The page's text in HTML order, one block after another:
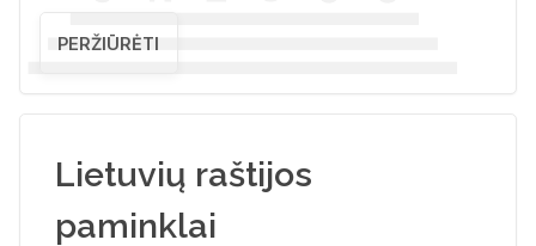
PERŽIŪRĖTI
Lietuvių raštijos
paminklai